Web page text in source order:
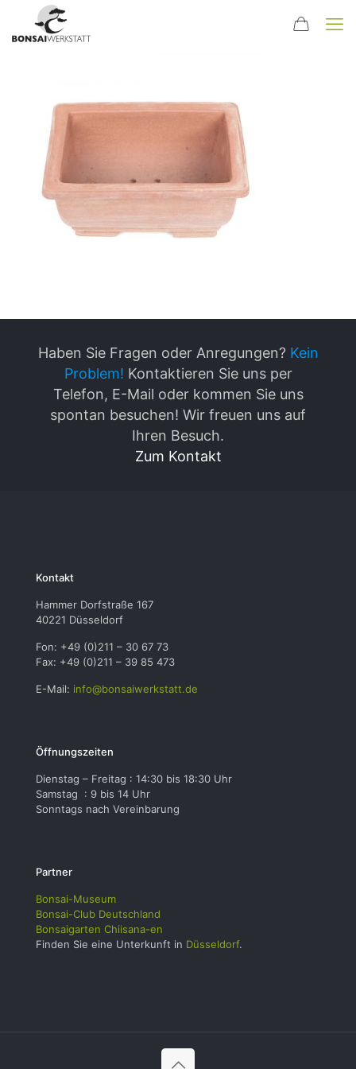
Haben Sie Fragen oder Anregungen? Kein
Problem! Kontaktieren Sie uns per
Telefon, E-Mail oder kommen Sie uns
spontan besuchen! Wir freuen uns auf
Ihren Besuch.
Zum Kontakt
Kontakt
Hammer Dorfstraße 167
40221 Düsseldorf
Fon: +49 (0)211 – 30 67 73
Fax: +49 (0)211 – 39 85 473
E-Mail: info@bonsaiwerkstatt.de
Öffnungszeiten
Dienstag – Freitag : 14:30 bis 18:30 Uhr
Samstag : 9 bis 14 Uhr
Sonntags nach Vereinbarung
Partner
Bonsai-Museum
Bonsai-Club Deutschland
Bonsaigarten Chiisana-en
Finden Sie eine Unterkunft in Düsseldorf.